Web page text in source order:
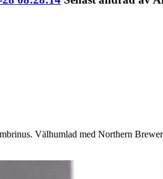
Välhumlad med Northern